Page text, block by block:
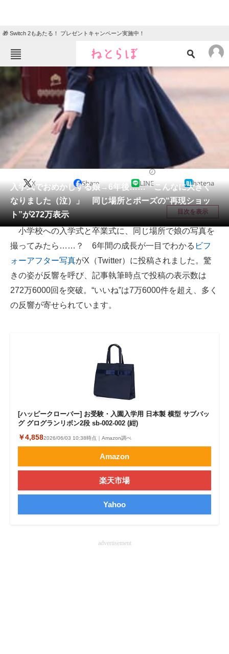
🎁 Switch 2もあたる！ プレゼントキャンペーン実施中！
ねとらぼメニュー
エンタメ
グルメ
動物
会員記事
メディア
注目記事を集めた総合ページ
ITの今と未来を見通す
スマホと通信の最新トレンド
進化するPCとデバイスの未来
マーケ×ITの今がよく分かる
ITエンジニア向け専門サイト
企業向けIT製品の総合サイト
IT製品の技術・比較・事例
製造業のIT導入・活用を支援
入学式でおめかしする娘→6年後……「こんなに大きく
なりました（泣）」 同じ場所とポーズの“再現ショッ
ト”が272万表示
X Share LINE hatena
目次を表示
小学校への入学式と卒業式に、同じ場所で娘の写真を
撮ってみたら……？ 6年間の成長が一目でわかる ビフ
ォーアフター写真がX（Twitter）に投稿されました。驚
きの姿が反響を呼び、記事執筆時点で投稿の表示数は
272万6000回を突破。“いいね”は7万6000件を超え、多く
の反響が寄せられています。
[ハッピークローバー] お受験・入園入学用 日本製 横型 サブバッ
グ グログランリボン2段 sb-002-002 (紺)
￥4,8582026/06/03 10:38時点｜Amazon調べ
Amazon
楽天市場
Yahoo
advertisement